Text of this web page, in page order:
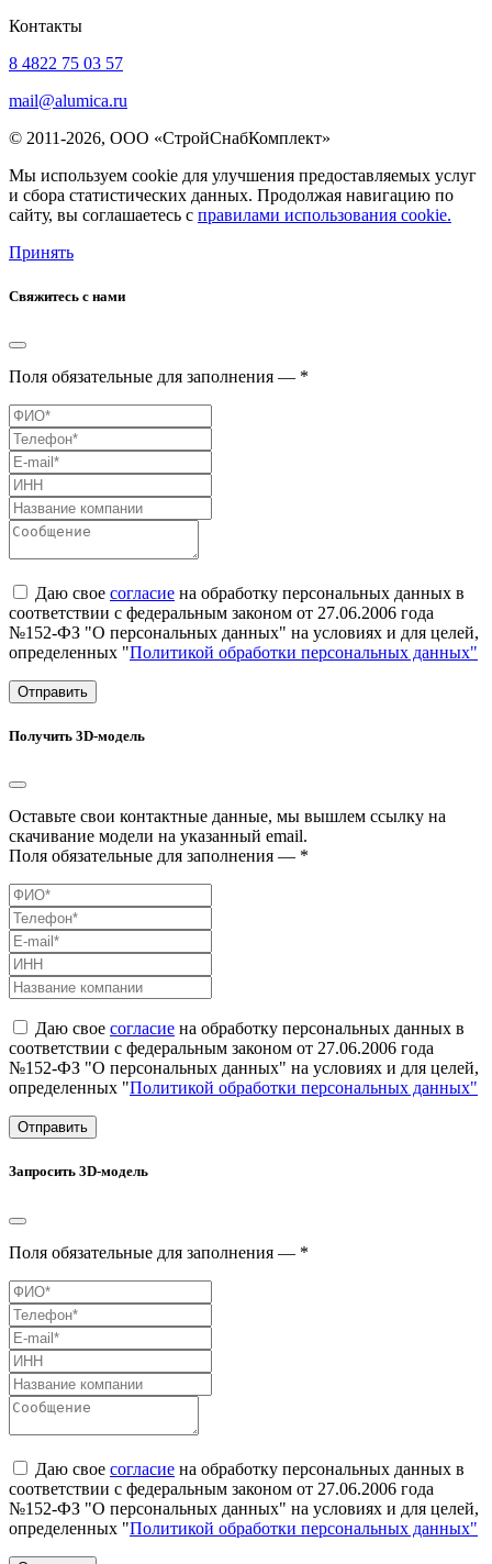
Контакты
8 4822 75 03 57
mail@alumica.ru
© 2011-2026, ООО «СтройСнабКомплект»
Мы используем cookie для улучшения предоставляемых услуг
и сбора статистических данных. Продолжая навигацию по
сайту, вы соглашаетесь с правилами использования cookie.
Принять
Свяжитесь с нами
Поля обязательные для заполнения — *
Даю свое согласие на обработку персональных данных в
соответствии с федеральным законом от 27.06.2006 года
№152-ФЗ "О персональных данных" на условиях и для целей,
определенных "Политикой обработки персональных данных"
Отправить
Получить 3D-модель
Оставьте свои контактные данные, мы вышлем ссылку на
скачивание модели на указанный email.
Поля обязательные для заполнения — *
Даю свое согласие на обработку персональных данных в
соответствии с федеральным законом от 27.06.2006 года
№152-ФЗ "О персональных данных" на условиях и для целей,
определенных "Политикой обработки персональных данных"
Отправить
Запросить 3D-модель
Поля обязательные для заполнения — *
Даю свое согласие на обработку персональных данных в
соответствии с федеральным законом от 27.06.2006 года
№152-ФЗ "О персональных данных" на условиях и для целей,
определенных "Политикой обработки персональных данных"